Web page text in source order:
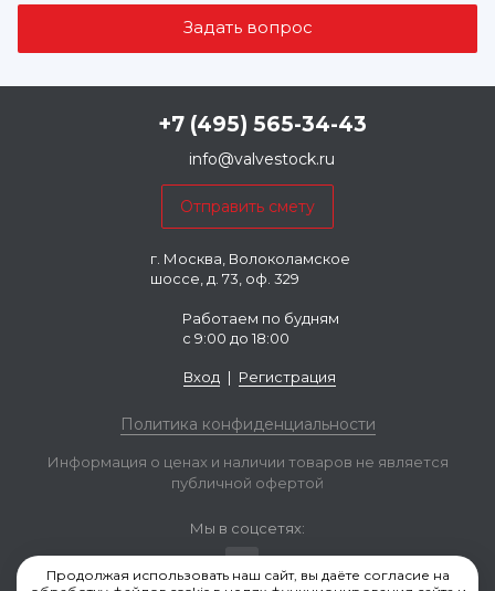
+7 (495) 565-34-43
info@valvestock.ru
г. Москва, Волоколамское
шоссе, д. 73, оф. 329
Работаем по будням
с 9:00 до 18:00
Вход | Регистрация
Политика конфиденциальности
Информация о ценах и наличии товаров не является
публичной офертой
Мы в соцсетях:
Продолжая использовать наш сайт, вы даёте согласие на